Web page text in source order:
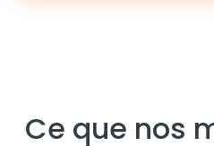
Ce que nos